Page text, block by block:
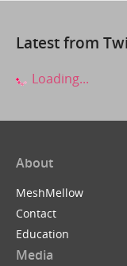
Latest from
Loading...
About
MeshMellow
Contact
Education
Media